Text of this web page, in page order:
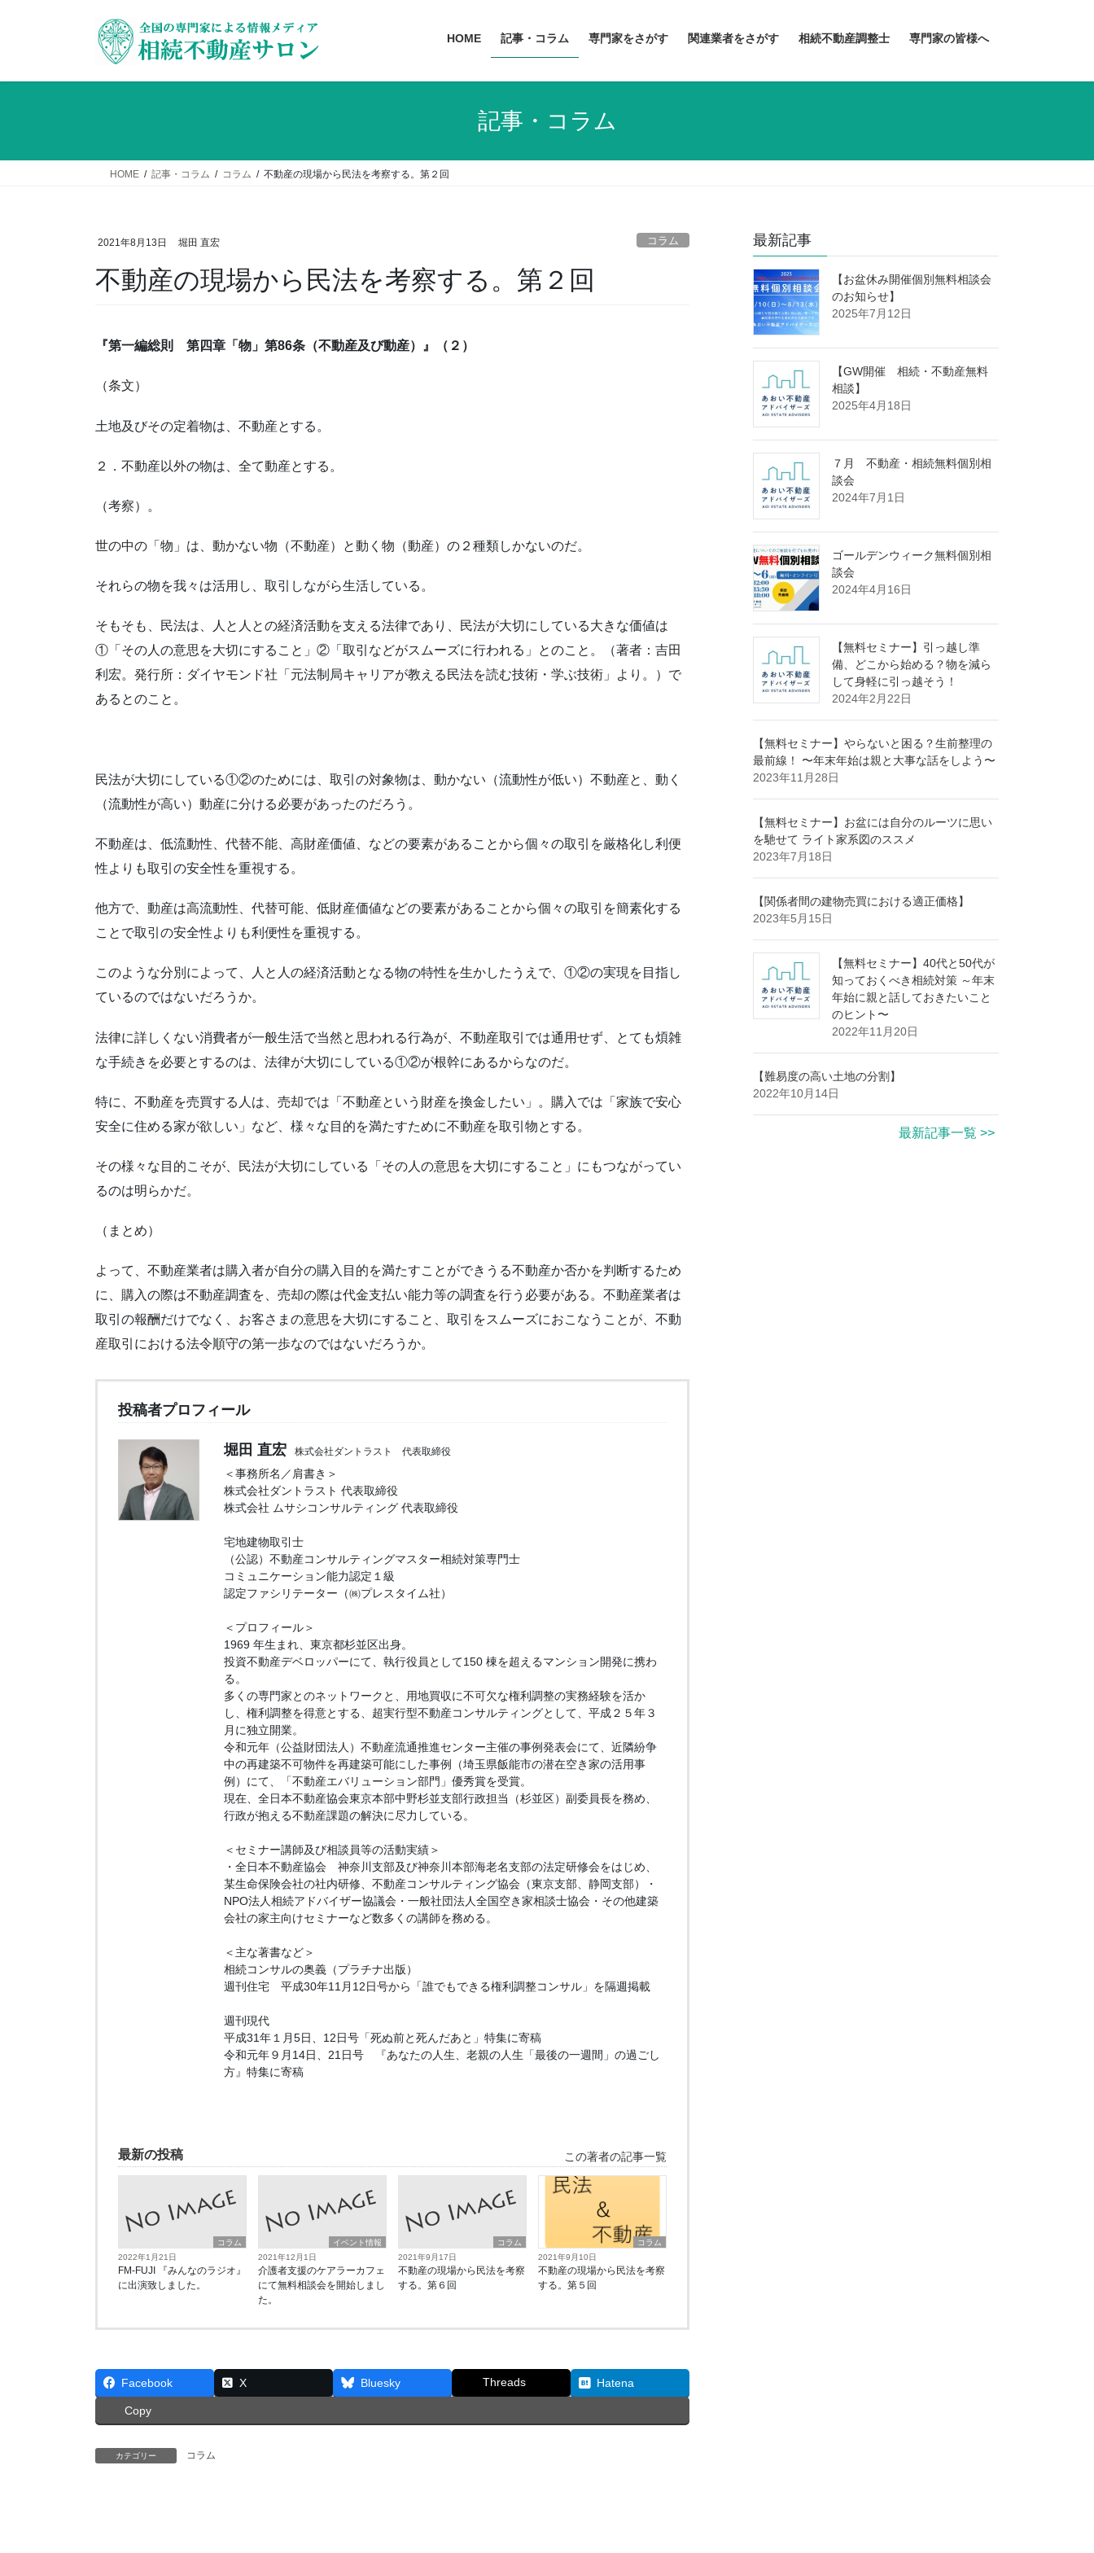
ッ
移
HOME 記事・コラム 専門家をさがす 関連業者をさがす 相続不動産調整士 専門家の皆様へ
記事・コラム
HOME 記事・コラム コラム 不動産の現場から民法を考察する。第２回
2021年8月13日 堀田 直宏 コラム
不動産の現場から民法を考察する。第２回
『第一編総則 第四章「物」第86条（不動産及び動産）』（２）
（条文）
土地及びその定着物は、不動産とする。
２．不動産以外の物は、全て動産とする。
（考察）。
世の中の「物」は、動かない物（不動産）と動く物（動産）の２種類しかないのだ。
それらの物を我々は活用し、取引しながら生活している。
そもそも、民法は、人と人との経済活動を支える法律であり、民法が大切にしている大きな価値は
①「その人の意思を大切にすること」②「取引などがスムーズに行われる」とのこと。（著者：吉田
利宏。発行所：ダイヤモンド社「元法制局キャリアが教える民法を読む技術・学ぶ技術」より。）で
あるとのこと。
民法が大切にしている①②のためには、取引の対象物は、動かない（流動性が低い）不動産と、動く
（流動性が高い）動産に分ける必要があったのだろう。
不動産は、低流動性、代替不能、高財産価値、などの要素があることから個々の取引を厳格化し利便
性よりも取引の安全性を重視する。
他方で、動産は高流動性、代替可能、低財産価値などの要素があることから個々の取引を簡素化する
ことで取引の安全性よりも利便性を重視する。
このような分別によって、人と人の経済活動となる物の特性を生かしたうえで、①②の実現を目指し
ているのではないだろうか。
法律に詳しくない消費者が一般生活で当然と思われる行為が、不動産取引では通用せず、とても煩雑
な手続きを必要とするのは、法律が大切にしている①②が根幹にあるからなのだ。
特に、不動産を売買する人は、売却では「不動産という財産を換金したい」。購入では「家族で安心
安全に住める家が欲しい」など、様々な目的を満たすために不動産を取引物とする。
その様々な目的こそが、民法が大切にしている「その人の意思を大切にすること」にもつながってい
るのは明らかだ。
（まとめ）
よって、不動産業者は購入者が自分の購入目的を満たすことができうる不動産か否かを判断するため
に、購入の際は不動産調査を、売却の際は代金支払い能力等の調査を行う必要がある。不動産業者は
取引の報酬だけでなく、お客さまの意思を大切にすること、取引をスムーズにおこなうことが、不動
産取引における法令順守の第一歩なのではないだろうか。
投稿者プロフィール
堀田 直宏 株式会社ダントラスト 代表取締役
＜事務所名／肩書き＞
株式会社ダントラスト 代表取締役
株式会社 ムサシコンサルティング 代表取締役
宅地建物取引士
（公認）不動産コンサルティングマスター相続対策専門士
コミュニケーション能力認定１級
認定ファシリテーター（㈱プレスタイム社）
＜プロフィール＞
1969 年生まれ、東京都杉並区出身。
投資不動産デベロッパーにて、執行役員として150 棟を超えるマンション開発に携わ
る。
多くの専門家とのネットワークと、用地買収に不可欠な権利調整の実務経験を活か
し、権利調整を得意とする、超実行型不動産コンサルティングとして、平成２５年３
月に独立開業。
令和元年（公益財団法人）不動産流通推進センター主催の事例発表会にて、近隣紛争
中の再建築不可物件を再建築可能にした事例（埼玉県飯能市の潜在空き家の活用事
例）にて、「不動産エバリューション部門」優秀賞を受賞。
現在、全日本不動産協会東京本部中野杉並支部行政担当（杉並区）副委員長を務め、
行政が抱える不動産課題の解決に尽力している。
＜セミナー講師及び相談員等の活動実績＞
・全日本不動産協会 神奈川支部及び神奈川本部海老名支部の法定研修会をはじめ、
某生命保険会社の社内研修、不動産コンサルティング協会（東京支部、静岡支部）・
NPO法人相続アドバイザー協議会・一般社団法人全国空き家相談士協会・その他建築
会社の家主向けセミナーなど数多くの講師を務める。
＜主な著書など＞
相続コンサルの奥義（プラチナ出版）
週刊住宅 平成30年11月12日号から「誰でもできる権利調整コンサル」を隔週掲載
週刊現代
平成31年１月5日、12日号「死ぬ前と死んだあと」特集に寄稿
令和元年９月14日、21日号 『あなたの人生、老親の人生「最後の一週間」の過ごし
方』特集に寄稿
最新の投稿 この著者の記事一覧
コラム
2022年1月21日
FM-FUJI 『みんなのラジオ』
に出演致しました。
イベント情報
2021年12月1日
介護者支援のケアラーカフェ
にて無料相談会を開始しまし
た。
コラム
2021年9月17日
不動産の現場から民法を考察
する。第６回
コラム
2021年9月10日
不動産の現場から民法を考察
する。第５回
Facebook X Bluesky Threads Hatena
Copy
カテゴリー コラム
最新記事
【お盆休み開催個別無料相談会
のお知らせ】
2025年7月12日
【GW開催 相続・不動産無料
相談】
2025年4月18日
７月 不動産・相続無料個別相
談会
2024年7月1日
ゴールデンウィーク無料個別相
談会
2024年4月16日
【無料セミナー】引っ越し準
備、どこから始める？物を減ら
して身軽に引っ越そう！
2024年2月22日
【無料セミナー】やらないと困る？生前整理の
最前線！ 〜年末年始は親と大事な話をしよう〜
2023年11月28日
【無料セミナー】お盆には自分のルーツに思い
を馳せて ライト家系図のススメ
2023年7月18日
【関係者間の建物売買における適正価格】
2023年5月15日
【無料セミナー】40代と50代が
知っておくべき相続対策 ～年末
年始に親と話しておきたいこと
のヒント〜
2022年11月20日
【難易度の高い土地の分割】
2022年10月14日
最新記事一覧 >>